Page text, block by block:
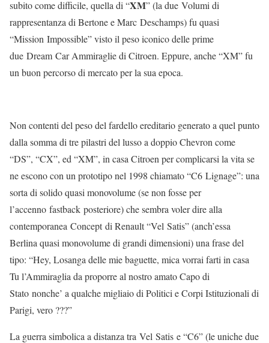
subito come difficile, quella di “XM” (la due Volumi di
rappresentanza di Bertone e Marc Deschamps) fu quasi
“Mission Impossible” visto il peso iconico delle prime
due Dream Car Ammiraglie di Citroen. Eppure, anche “XM” fu
un buon percorso di mercato per la sua epoca.
Non contenti del peso del fardello ereditario generato a quel punto
dalla somma di tre pilastri del lusso a doppio Chevron come
“DS”, “CX”, ed “XM”, in casa Citroen per complicarsi la vita se
ne escono con un prototipo nel 1998 chiamato “C6 Lignage”: una
sorta di solido quasi monovolume (se non fosse per
l’accenno fastback posteriore) che sembra voler dire alla
contemporanea Concept di Renault “Vel Satis” (anch’essa
Berlina quasi monovolume di grandi dimensioni) una frase del
tipo: “Hey, Losanga delle mie baguette, mica vorrai farti in casa
Tu l’Ammiraglia da proporre al nostro amato Capo di
Stato nonche’ a qualche migliaio di Politici e Corpi Istituzionali di
Parigi, vero ???”
La guerra simbolica a distanza tra Vel Satis e “C6” (le uniche due